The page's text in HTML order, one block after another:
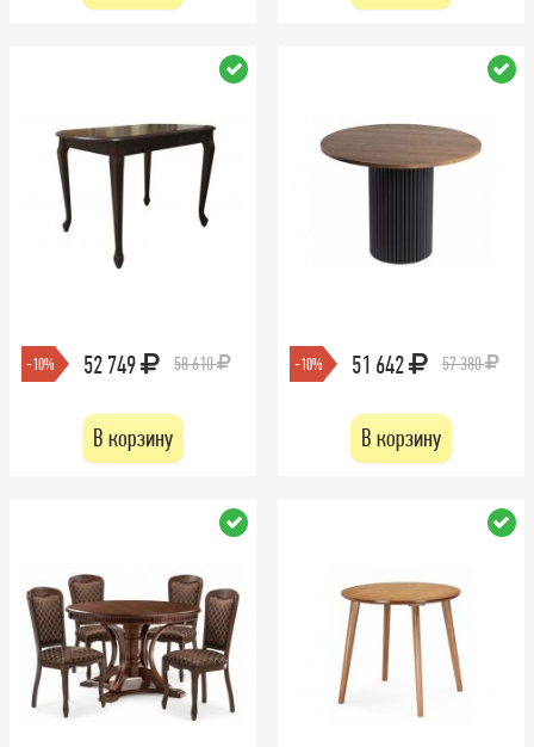
-10% 52 749 58 610
В корзину
-10% 51 642 57 380
В корзину